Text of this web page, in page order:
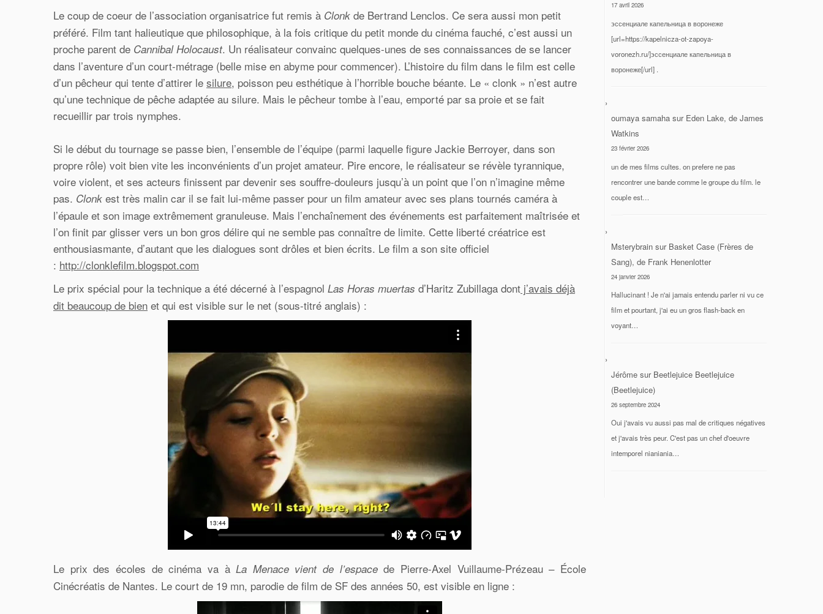
Le coup de coeur de l’association organisatrice fut remis à Clonk de Bertrand Lenclos. Ce sera aussi mon petit
préféré. Film tant halieutique que philosophique, à la fois critique du petit monde du cinéma fauché, c’est aussi un
proche parent de Cannibal Holocaust. Un réalisateur convainc quelques-unes de ses connaissances de se lancer
dans l’aventure d’un court-métrage (belle mise en abyme pour commencer). L’histoire du film dans le film est celle
d’un pêcheur qui tente d’attirer le silure, poisson peu esthétique à l’horrible bouche béante. Le « clonk » n’est autre
qu’une technique de pêche adaptée au silure. Mais le pêcheur tombe à l’eau, emporté par sa proie et se fait
recueillir par trois nymphes.
Si le début du tournage se passe bien, l’ensemble de l’équipe (parmi laquelle figure Jackie Berroyer, dans son
propre rôle) voit bien vite les inconvénients d’un projet amateur. Pire encore, le réalisateur se révèle tyrannique,
voire violent, et ses acteurs finissent par devenir ses souffre-douleurs jusqu’à un point que l’on n’imagine même
pas. Clonk est très malin car il se fait lui-même passer pour un film amateur avec ses plans tournés caméra à
l’épaule et son image extrêmement granuleuse. Mais l’enchaînement des événements est parfaitement maîtrisée et
l’on finit par glisser vers un bon gros délire qui ne semble pas connaître de limite. Cette liberté créatrice est
enthousiasmante, d’autant que les dialogues sont drôles et bien écrits. Le film a son site officiel
: http://clonklefilm.blogspot.com
Le prix spécial pour la technique a été décerné à l’espagnol Las Horas muertas d’Haritz Zubillaga dont j’avais déjà
dit beaucoup de bien et qui est visible sur le net (sous-titré anglais) :
Le prix des écoles de cinéma va àLa Menace vient de l’espacede Pierre-Axel Vuillaume-Prézeau – École
Cinécréatis de Nantes. Le court de 19 mn, parodie de film de SF des années 50, est visible en ligne :
17 avril 2026
эссенциале капельница в воронеже
[url=https://kapelnicza-ot-zapoya-
voronezh.ru/]эссенциале капельница в
воронеже[/url] .
oumaya samaha sur Eden Lake, de James
Watkins
23 février 2026
un de mes films cultes. on prefere ne pas
rencontrer une bande comme le groupe du film. le
couple est…
Msterybrain sur Basket Case (Frères de
Sang), de Frank Henenlotter
24 janvier 2026
Hallucinant ! Je n'ai jamais entendu parler ni vu ce
film et pourtant, j'ai eu un gros flash-back en
voyant…
Jérôme sur Beetlejuice Beetlejuice
(Beetlejuice)
26 septembre 2024
Oui j'avais vu aussi pas mal de critiques négatives
et j'avais très peur. C'est pas un chef d'oeuvre
intemporel nianiania…